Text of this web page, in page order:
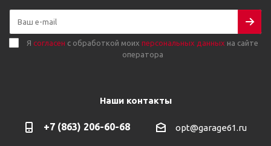
Я согласен с обработкой моих персональных данных на сайте
оператора
Наши контакты
+7 (863) 206-60-68 opt@garage61.ru